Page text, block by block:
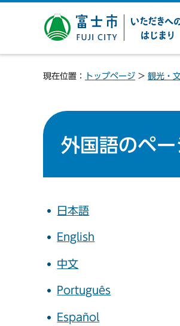
富士市 いただきへの、は
じまり
現在位置： トップページ > 観光・
外国語のペー
日本語
English
中文
Português
Español